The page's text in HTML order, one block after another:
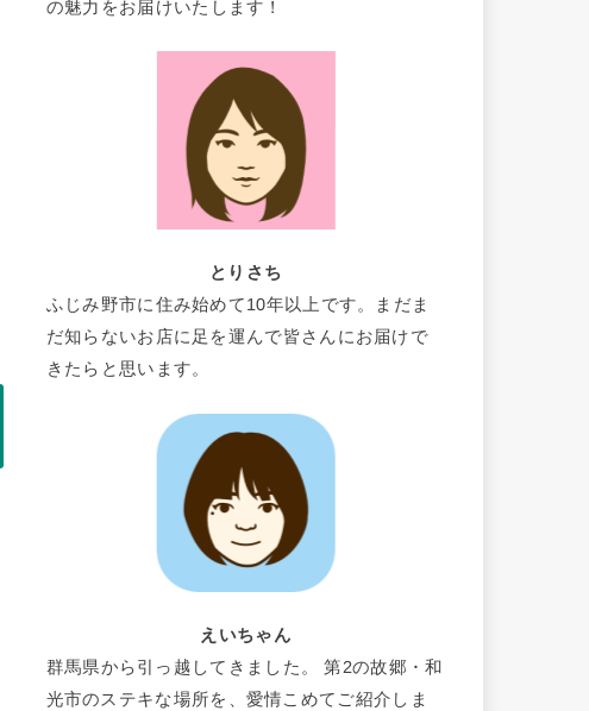
の魅力をお届けいたします！
とりさち
ふじみ野市に住み始めて10年以上です。まだま
だ知らないお店に足を運んで皆さんにお届けで
きたらと思います。
えいちゃん
群馬県から引っ越してきました。 第2の故郷・和
光市のステキな場所を、愛情こめてご紹介しま